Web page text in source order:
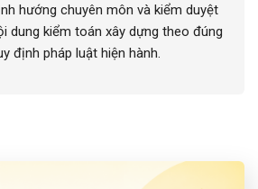
hướng chuyên môn và kiểm duyệt
dung kiểm toán xây dựng theo đúng
định pháp luật hiện hành.